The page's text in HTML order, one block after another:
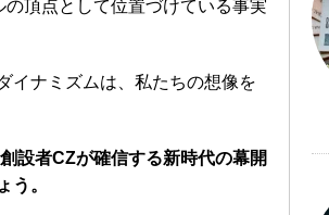
頂点として位置づけている事実
イナミズムは、私たちの想像を
設者CZが確信する新時代の幕開
う。